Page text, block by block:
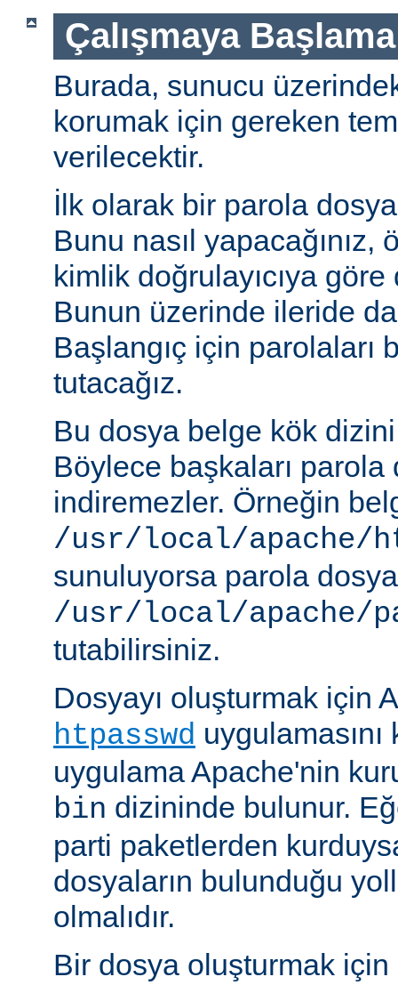
Çalışmaya Başlama
Burada, sunucu
korumak için gereken
verilecektir.
İlk olarak bir parola
Bunu nasıl
kimlik doğrulayıcıya
Bunun üzerinde ileride
Başlangıç için parolaları
tutacağız.
Bu dosya belge kök dizini
Böylece başkaları parola
indiremezler. Örneğin
/usr/local/apache/
sunuluyorsa parola
/usr/local/apache/
tutabilirsiniz.
Dosyayı oluşturmak için
htpasswd
uygulama Apache'nin
bin dizininde bulunur.
parti paketlerden
dosyaların bulunduğu
olmalıdır.
Bir dosya oluşturmak için